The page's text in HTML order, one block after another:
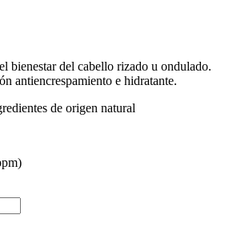
bienestar del cabello rizado u ondulado.
antiencrespamiento e hidratante.
de origen natural